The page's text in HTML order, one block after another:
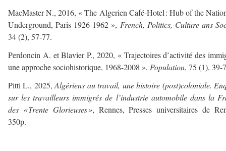
MacMaster N., 2016, « The Algerien Café-Hotel : Hub of the
Underground, Paris 1926-1962 », French, Politics, Culture ans
34 (2), 57‑77.
Perdoncin A. et Blavier P., 2020, « Trajectoires d’activité des
une approche sociohistorique, 1968-2008 », Population, 75 (1),
Pitti L., 2025,Algériens au travail, une histoire (post)coloniale.
sur les travailleurs immigrés de l’industrie automobile dans la
des « Trente Glorieuses », Rennes, Presses universitaires de
350p.